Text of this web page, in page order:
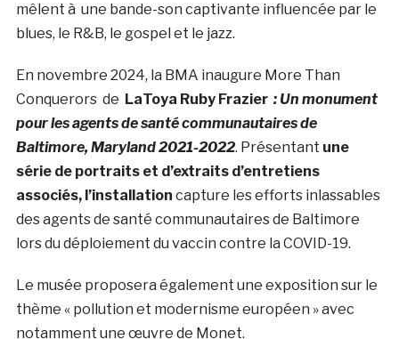
mêlent à une bande-son captivante influencée par le
blues, le R&B, le gospel et le jazz.
En novembre 2024, la BMA inaugure More Than
Conquerors de LaToya Ruby Frazier : Un monument
pour les agents de santé communautaires de
Baltimore, Maryland 2021-2022. Présentant une
série de portraits et d’extraits d’entretiens
associés, l’installation capture les efforts inlassables
des agents de santé communautaires de Baltimore
lors du déploiement du vaccin contre la COVID-19.
Le musée proposera également une exposition sur le
thème « pollution et modernisme européen » avec
notamment une œuvre de Monet.